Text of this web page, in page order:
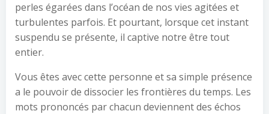
perles égarées dans l’océan de nos vies agitées et
turbulentes parfois. Et pourtant, lorsque cet instant
suspendu se présente, il captive notre être tout
entier.
Vous êtes avec cette personne et sa simple présence
a le pouvoir de dissocier les frontières du temps. Les
mots prononcés par chacun deviennent des échos